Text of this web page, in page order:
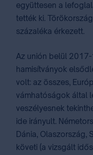
együttesen a
tették ki.
százaléka érkezett.
Az unión belül
hamisítványok
volt: az összes,
vámhatóságok által
veszélyesnek
ide irányult.
Dánia, Olaszország,
követi (a vizsgált